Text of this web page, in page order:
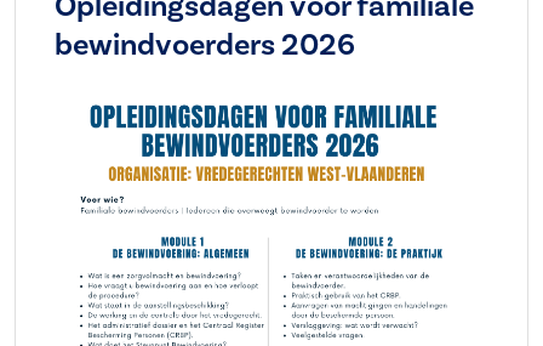
bewindvoerders 2026